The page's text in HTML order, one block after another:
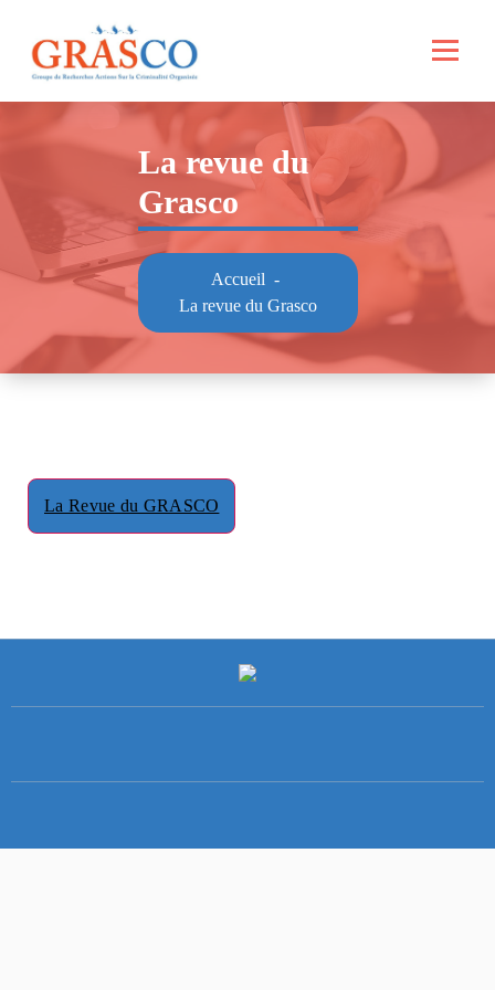
contenu
La revue du
Grasco
Accueil -
La revue du Grasco
La Revue du GRASCO